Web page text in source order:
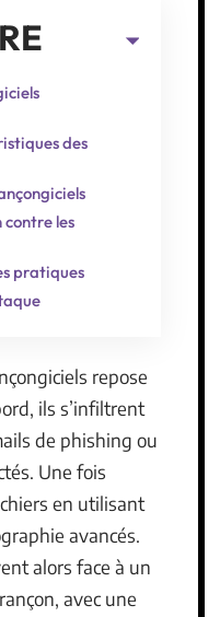
des
les
pratiques
repose
ils s’infiltrent
de phishing ou
Une fois
en utilisant
avancés.
alors face à un
avec une